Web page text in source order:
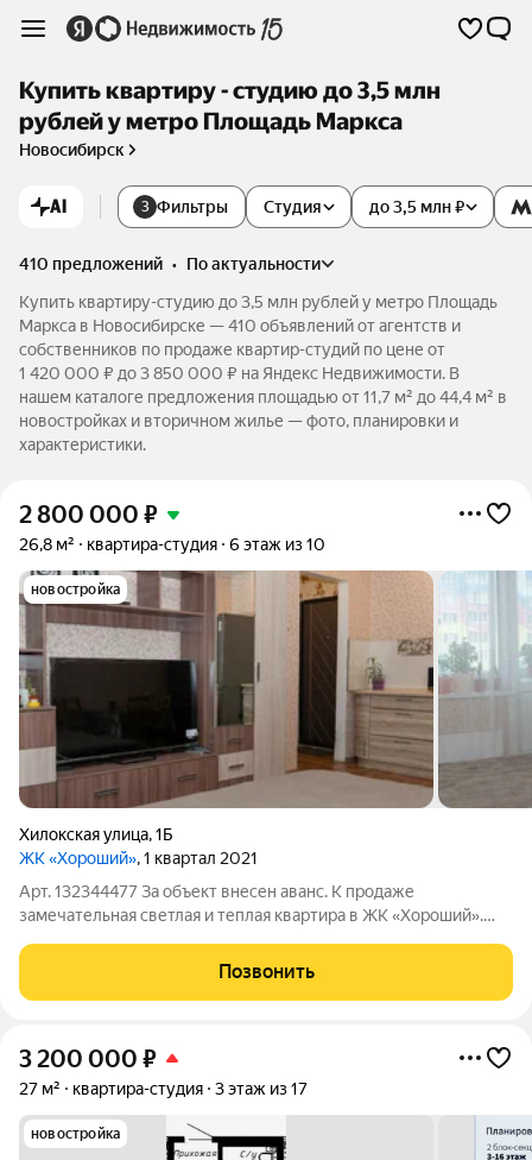
Купить квартиру - студию до 3,5 млн
рублей у метро Площадь Маркса
Новосибирск
AI 3 Фильтры Студия до 3,5 млн ₽
410 предложений •
по актуальности
Купить квартиру-студию до 3,5 млн рублей у метро Площадь
Маркса в Новосибирске — 410 объявлений от агентств и
собственников по продаже квартир-студий по цене от
1 420 000 ₽ до 3 850 000 ₽ на Яндекс Недвижимости. В
нашем каталоге предложения площадью от 11,7 м² до 44,4 м² в
новостройках и вторичном жилье — фото, планировки и
характеристики.
2 800 000 ₽
26,8 м² квартира-студия 6 этаж из 10
новостройка
Хилокская улица,1Б
ЖК «Хороший», 1 квартал 2021
Арт. 132344477 За объект внесен аванс. К продаже
замечательная светлая и теплая квартира в ЖК «Хороший».
этаже, прекрасно подходящая как для жизни, так и для аренды!
Общая площадь квартиры
Позвонить
3 200 000 ₽
27 м² квартира-студия 3 этаж из 17
новостройка